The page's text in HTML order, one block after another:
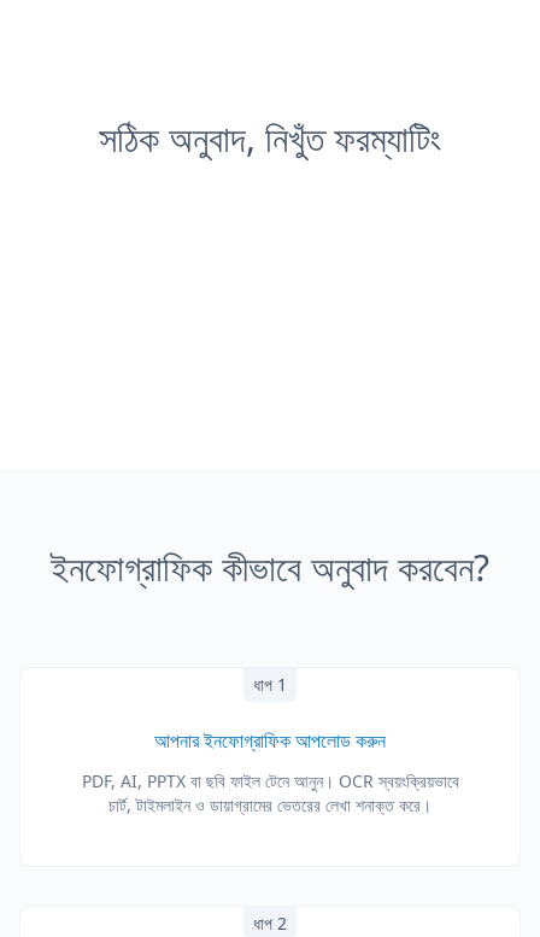
সঠিক অনুবাদ, নিখুঁত ফরম্যাটিং
ইনফোগ্রাফিক কীভাবে অনুবাদ করবেন?
ধাপ 1
আপনার ইনফোগ্রাফিক আপলোড করুন
PDF, AI, PPTX বা ছবি ফাইল টেনে আনুন। OCR স্বয়ংক্রিয়ভাবে
চার্ট, টাইমলাইন ও ডায়াগ্রামের ভেতরের লেখা শনাক্ত করে।
ধাপ 2